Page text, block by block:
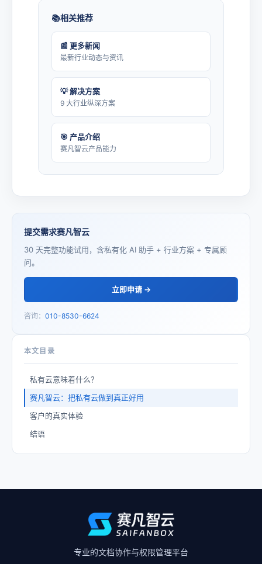
相关推荐
📰 更多新闻
最新行业动态与资讯
💡 解决方案
9 大行业纵深方案
🎯 产品介绍
赛凡智云产品能力
提交需求赛凡智云
30 天完整功能试用，含私有化 AI 助手 + 行业方案 + 专属顾
问。
立即申请 →
咨询： 010-8530-6624
本文目录
私有云意味着什么？
赛凡智云：把私有云做到真正好用
客户的真实体验
结语
专业的文档协作与权限管理平台